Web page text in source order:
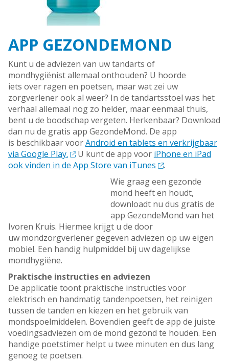
APP GEZONDEMOND
Kunt u de adviezen van uw tandarts of
mondhygiënist allemaal onthouden? U hoorde
iets over ragen en poetsen, maar wat zei uw
zorgverlener ook al weer? In de tandartsstoel was het
verhaal allemaal nog zo helder, maar eenmaal thuis,
bent u de boodschap vergeten. Herkenbaar? Download
dan nu de gratis app GezondeMond. De app
is beschikbaar voorAndroid en tablets en verkrijgbaar
via Google Play.
U kunt de app voor iPhone en iPad
ook vinden in de App Store van iTunes
.
Wie graag een gezonde
mond heeft en houdt,
downloadt nu dus gratis de
app GezondeMond van het
Ivoren Kruis. Hiermee krijgt u de door
uw mondzorgverlener gegeven adviezen op uw eigen
mobiel. Een handig hulpmiddel bij uw dagelijkse
mondhygiëne.
Praktische instructies en adviezen
De applicatie toont praktische instructies voor
elektrisch en handmatig tandenpoetsen, het reinigen
tussen de tanden en kiezen en het gebruik van
mondspoelmiddelen. Bovendien geeft de app de juiste
voedingsadviezen om de mond gezond te houden. Een
handige poetstimer helpt u twee minuten en dus lang
genoeg te poetsen.